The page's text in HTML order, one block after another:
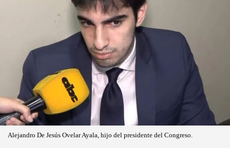
Alejandro De Jesús Ovelar Ayala, hijo del presidente del Congreso.